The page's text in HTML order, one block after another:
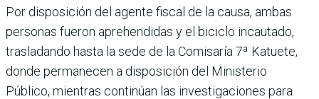
Por disposición del agente fiscal de la causa, ambas
personas fueron aprehendidas y el biciclo incautado,
trasladando hasta la sede de la Comisaría 7ª Katuete,
donde permanecen a disposición del Ministerio
Público, mientras continúan las investigaciones para